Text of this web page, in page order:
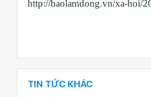
http://baolamdong.vn/xa-hoi/
TIN TỨC KHÁC